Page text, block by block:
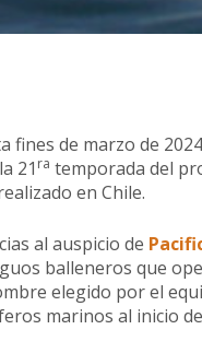
fines de marzo de
21 ra temporada del
en Chile.
al auspicio de
balleneros que
elegido por el
marinos al inicio